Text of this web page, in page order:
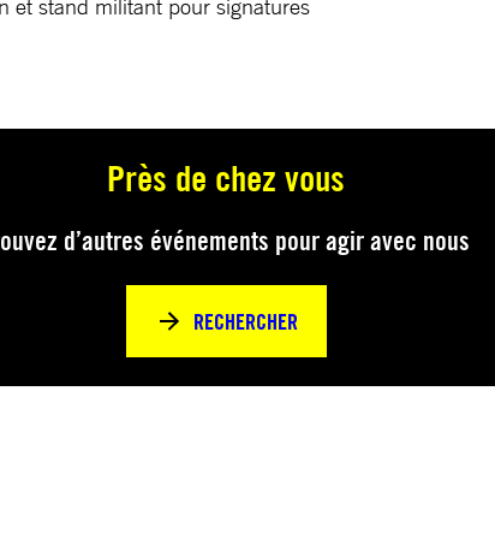
et stand militant pour signatures
Près de chez vous
d’autres événements pour agir avec nous
RECHERCHER